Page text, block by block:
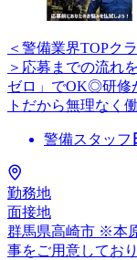
＜警備業界TOPク
＞応募までの流れ
ゼロ」でOK◎研修
トだから無理なく
警備スタッフ
勤務地
面接地
群馬県高崎市 ※本
事をご用意してお